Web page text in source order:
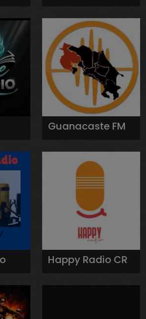
Guanacaste FM
Happy Radio CR